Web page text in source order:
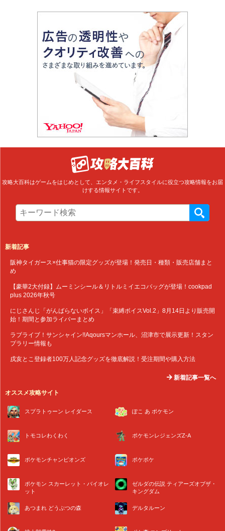
攻略大百科はゲームをはじめとして、エンタメ・ライフスタイルに役立つ攻略情報をお届
けする情報サイトです。
新着記事
阪神タイガース×仕事猫の限定グッズが登場！発売日・種類・販売店舗まと
め
【豪華2大付録】ムーミンシール＆リトルミイエコバッグが登場！cookpad
plus 2026年秋号
にじさんじ「がんばらないボイス」「束縛ボイスVol.2」8月14日より販売開
始！期間と参加ライバーまとめ
ラブライブ！サンシャイン!!Aqoursマンホール、沼津市で展示更新！スタン
プラリー情報も
戌亥とこ登録者100万人記念グッズを徹底解説！受注期間や購入方法
新着記事一覧へ
オススメ攻略サイト
スプラトゥーン レイダース ぽこ あ ポケモン
トモコレわくわく ポケモンレジェンズZ-A
ポケモンチャンピオンズ ポケポケ
ポケモン スカーレット・バイオレ
ット
ゼルダの伝説 ティアーズオブザ・
キングダム
あつまれ どうぶつの森 デルタルーン